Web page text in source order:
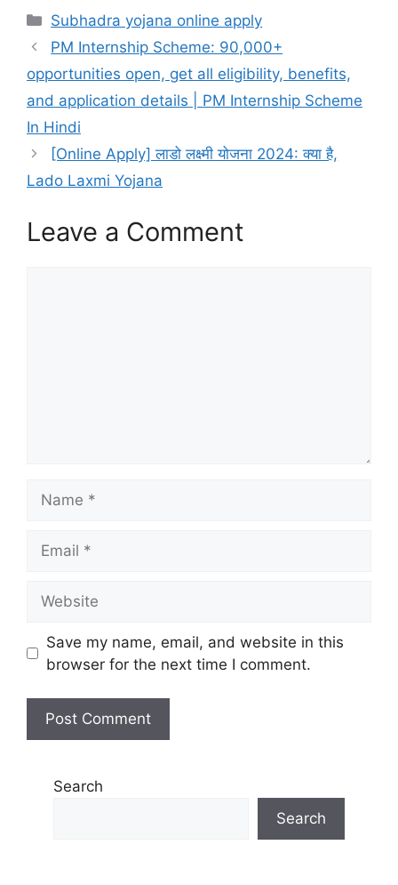
Categories
Subhadra yojana online apply
PM Internship Scheme: 90,000+
opportunities open, get all eligibility, benefits,
and application details | PM Internship Scheme
In Hindi
[Online Apply] लाडो लक्ष्मी योजना 2024: क्या है,
Lado Laxmi Yojana
Leave a Comment
Save my name, email, and website in this
browser for the next time I comment.
Search
Search